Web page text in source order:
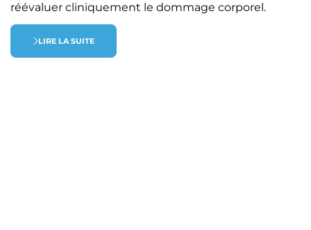
réévaluer cliniquement le dommage corporel.
LIRE LA SUITE